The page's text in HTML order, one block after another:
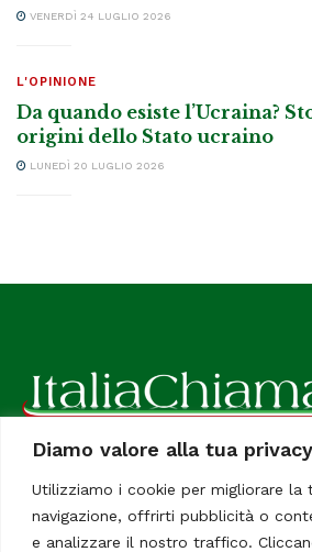
Diamo valore alla tua privacy
Utilizziamo i cookie per migliorare la
navigazione, offrirti pubblicità o
e analizzare il nostro traffico.
VENERDÌ 24 LUGLIO 2026
L'OPINIONE
Da quando esiste l’Ucraina?
origini dello Stato ucraino
LUNEDÌ 20 LUGLIO 2026
ItaliaChiamaItalia, il TUO quotidiano
Dedicato in particolare a tutti gli
Tutti i diritti sono riservati. Quotidiano